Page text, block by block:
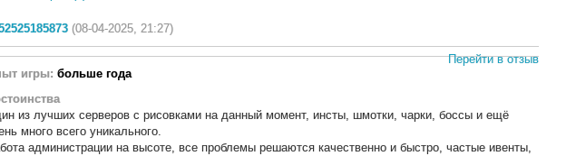
(08-04-2025, 21:27)
Перейти в отзыв
игры: больше года
из лучших серверов с рисовками на данный момент, инсты, шмотки, чарки, боссы и ещё
много всего уникального.
администрации на высоте, все проблемы решаются качественно и быстро, частые ивенты,